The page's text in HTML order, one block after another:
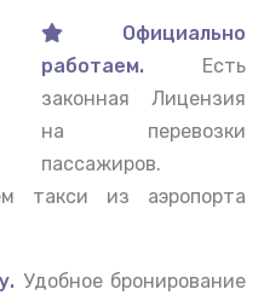
Официально
работаем.
Есть
законная Лицензия
на перевозки
пассажиров.
такси из аэропорта
Удобное бронирование